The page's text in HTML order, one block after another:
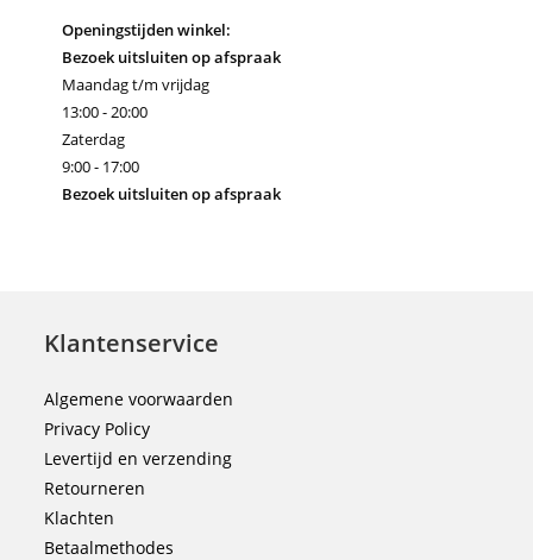
Openingstijden winkel:
Bezoek uitsluiten op afspraak
Maandag t/m vrijdag
13:00 - 20:00
Zaterdag
9:00 - 17:00
Bezoek uitsluiten op afspraak
Klantenservice
Algemene voorwaarden
Privacy Policy
Levertijd en verzending
Retourneren
Klachten
Betaalmethodes